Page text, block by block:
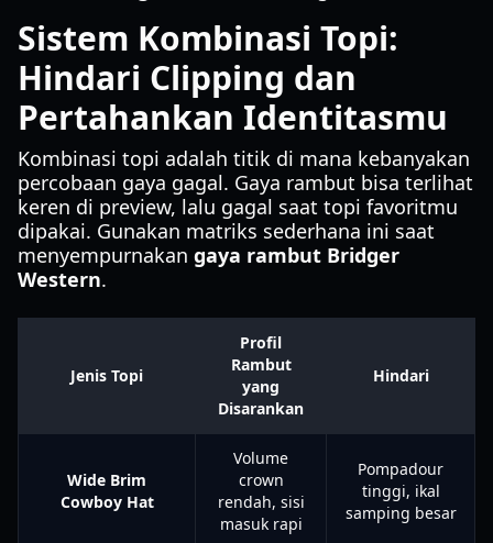
Sistem Kombinasi Topi:
Hindari Clipping dan
Pertahankan Identitasmu
Kombinasi topi adalah titik di mana kebanyakan
percobaan gaya gagal. Gaya rambut bisa terlihat
keren di preview, lalu gagal saat topi favoritmu
dipakai. Gunakan matriks sederhana ini saat
menyempurnakan gaya rambut Bridger
Western.
Jenis Topi
Profil
Rambut
yang
Disarankan
Hindari
Wide Brim
Cowboy Hat
Volume
crown
rendah, sisi
masuk rapi
Pompadour
tinggi, ikal
samping besar